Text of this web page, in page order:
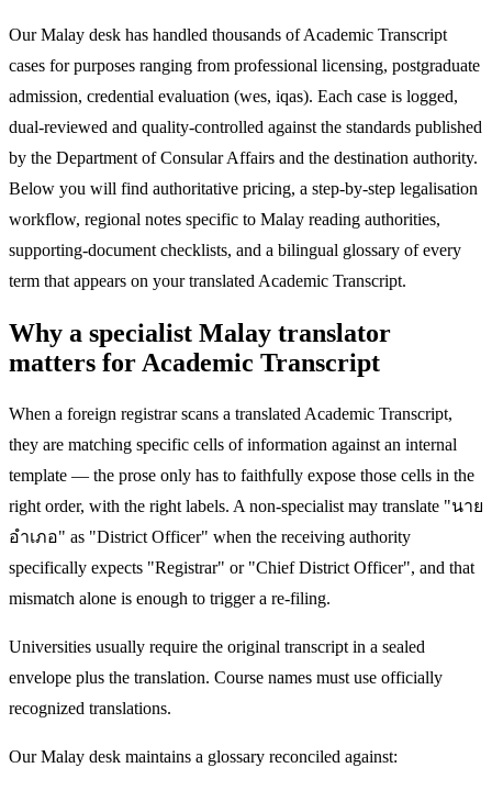
Our Malay desk has handled thousands of Academic Transcript
cases for purposes ranging from professional licensing, postgraduate
admission, credential evaluation (wes, iqas). Each case is logged,
dual-reviewed and quality-controlled against the standards published
by the Department of Consular Affairs and the destination authority.
Below you will find authoritative pricing, a step-by-step legalisation
workflow, regional notes specific to Malay reading authorities,
supporting-document checklists, and a bilingual glossary of every
term that appears on your translated Academic Transcript.
Why a specialist Malay translator
matters for Academic Transcript
When a foreign registrar scans a translated Academic Transcript,
they are matching specific cells of information against an internal
template — the prose only has to faithfully expose those cells in the
right order, with the right labels. A non-specialist may translate "นาย
อำเภอ" as "District Officer" when the receiving authority
specifically expects "Registrar" or "Chief District Officer", and that
mismatch alone is enough to trigger a re-filing.
Universities usually require the original transcript in a sealed
envelope plus the translation. Course names must use officially
recognized translations.
Our Malay desk maintains a glossary reconciled against: